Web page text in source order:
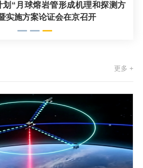
划“月球熔岩管形成机理和探测方
实施方案论证会在京召开
更多 +